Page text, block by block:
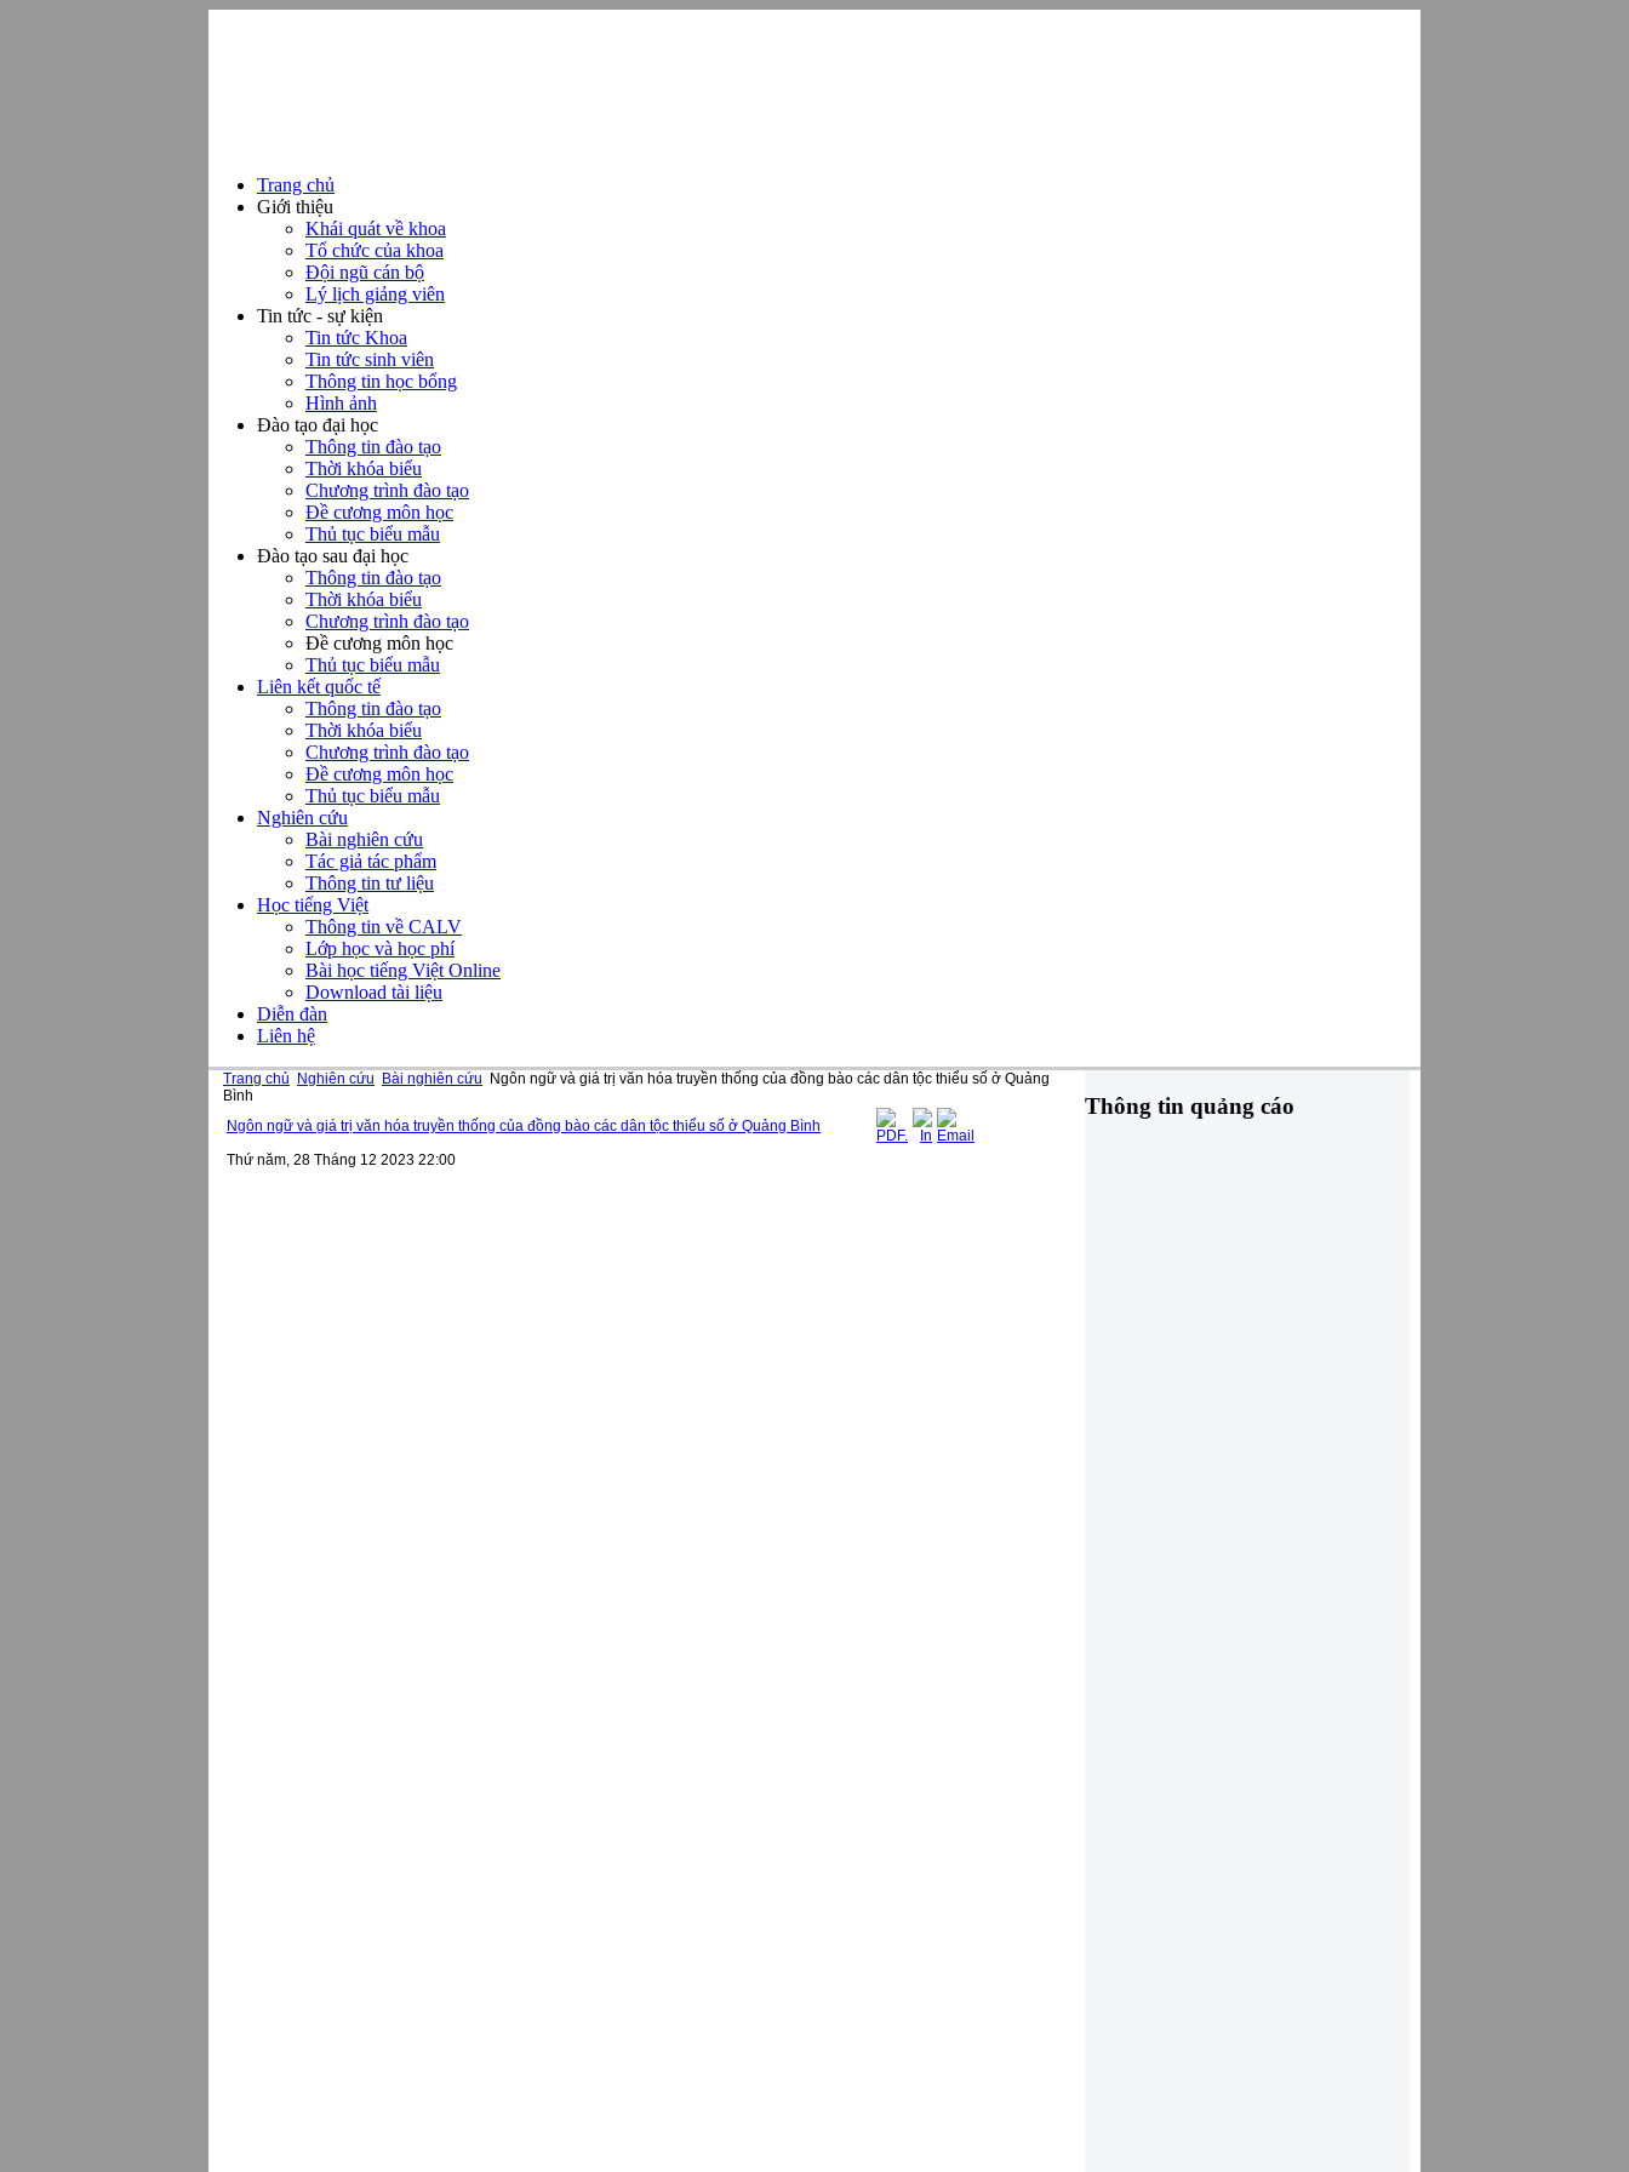
Trang chủ
Giới thiệu
Khái quát về khoa
Tổ chức của khoa
Đội ngũ cán bộ
Lý lịch giảng viên
Tin tức - sự kiện
Tin tức Khoa
Tin tức sinh viên
Thông tin học bổng
Hình ảnh
Đào tạo đại học
Thông tin đào tạo
Thời khóa biểu
Chương trình đào tạo
Đề cương môn học
Thủ tục biểu mẫu
Đào tạo sau đại học
Thông tin đào tạo
Thời khóa biểu
Chương trình đào tạo
Đề cương môn học
Thủ tục biểu mẫu
Liên kết quốc tế
Thông tin đào tạo
Thời khóa biểu
Chương trình đào tạo
Đề cương môn học
Thủ tục biểu mẫu
Nghiên cứu
Bài nghiên cứu
Tác giả tác phẩm
Thông tin tư liệu
Học tiếng Việt
Thông tin về CALV
Lớp học và học phí
Bài học tiếng Việt Online
Download tài liệu
Diễn đàn
Liên hệ
Trang chủ Nghiên cứu Bài nghiên cứu
Ngôn ngữ và giá trị văn hóa truyền thống của đồng bào các dân tộc thiểu số ở Quảng
Bình
Ngôn ngữ và giá trị văn hóa truyền thống của đồng bào các dân tộc thiểu số ở Quảng Bình
Thứ năm, 28 Tháng 12 2023 22:00
Thông tin quảng cáo